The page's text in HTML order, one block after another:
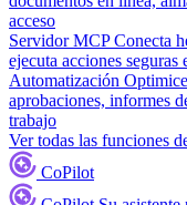
acceso
Servidor MCP Conecta
ejecuta acciones seguras
Automatización
aprobaciones, informes
trabajo
Ver todas las funciones
CoPilot